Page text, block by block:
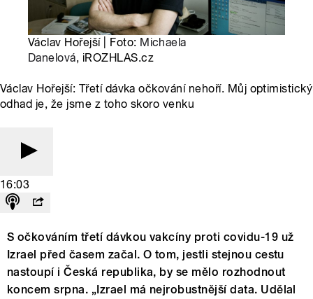
Václav Hořejší | Foto: Michaela
Danelová, iROZHLAS.cz
Václav Hořejší: Třetí dávka očkování nehoří. Můj optimistický
odhad je, že jsme z toho skoro venku
16:03
S očkováním třetí dávkou vakcíny proti covidu-19 už
Izrael před časem začal. O tom, jestli stejnou cestu
nastoupí i Česká republika, by se mělo rozhodnout
koncem srpna. „Izrael má nejrobustnější data. Udělal